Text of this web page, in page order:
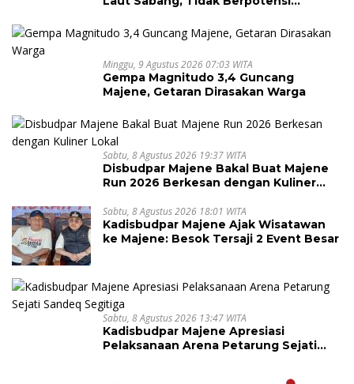
Minggu, 9 Agustus 2026 07:03 WITA
Gempa Magnitudo 3,4 Guncang
Majene, Getaran Dirasakan Warga
Sabtu, 8 Agustus 2026 19:37 WITA
Disbudpar Majene Bakal Buat Majene
Run 2026 Berkesan dengan Kuliner
Sabtu, 8 Agustus 2026 18:01 WITA
Kadisbudpar Majene Ajak Wisatawan
ke Majene: Besok Tersaji 2 Event Besar
Sabtu, 8 Agustus 2026 13:47 WITA
Kadisbudpar Majene Apresiasi
Pelaksanaan Arena Petarung Sejati